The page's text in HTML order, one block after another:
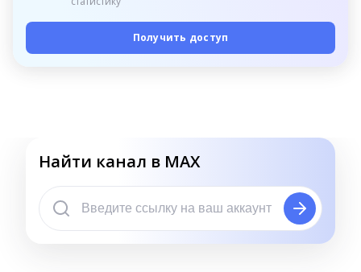
Получить доступ
Найти канал в MAX